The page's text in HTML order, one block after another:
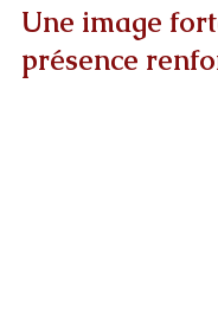
Une image
présence